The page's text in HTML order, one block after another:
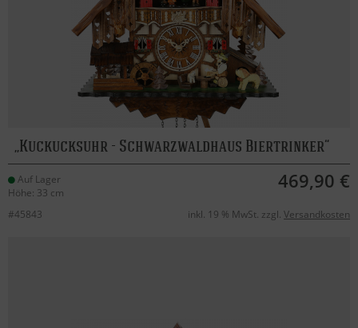
Kuckucksuhr - Schwarzwaldhaus Biertrinker
Auf Lager
Höhe: 33 cm
469,90 €
#45843 inkl. 19 % MwSt. zzgl. Versandkosten